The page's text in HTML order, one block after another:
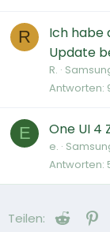
R
Ich habe
Update
R.
Antworten
E One UI 4
e.
Antworten
Teilen: Reddit